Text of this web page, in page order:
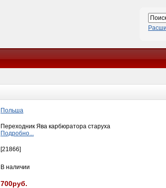
Польша
Переходник Ява карбюратора старуха
Подробно...
[21866]
В наличии
700руб.